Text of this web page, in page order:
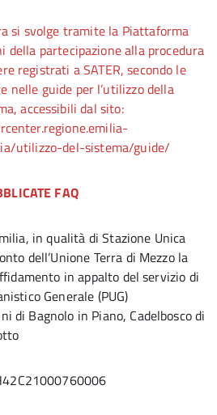
si svolge tramite la Piattaforma
della partecipazione alla procedura
registrati a SATER, secondo le
nelle guide per l’utilizzo della
accessibili dal sito:
utilizzo-del-sistema/guide/
FAQ
in qualità di Stazione Unica
dell’Unione Terra di Mezzo la
in appalto del servizio di
Generale (PUG)
di Bagnolo in Piano, Cadelbosco di